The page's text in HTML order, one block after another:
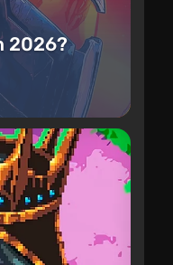
2026?